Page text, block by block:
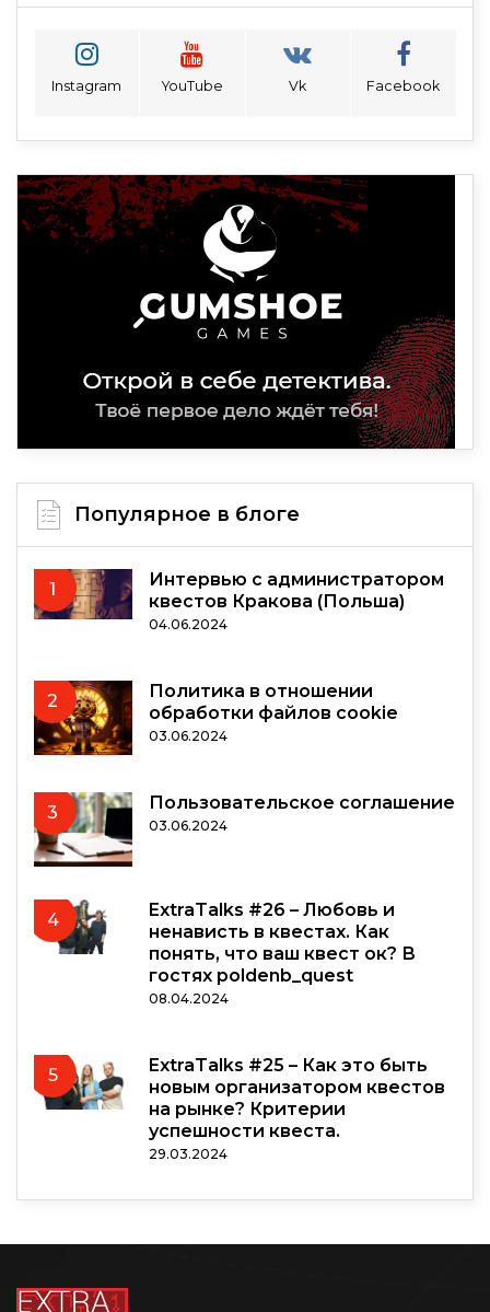
Instagram YouTube Vk Facebook
Популярное в блоге
1
Интервью с администратором
квестов Кракова (Польша)
04.06.2024
2
Политика в отношении
обработки файлов cookie
03.06.2024
3 Пользовательское соглашение
03.06.2024
4
ExtraTalks #26 – Любовь и
ненависть в квестах. Как
понять, что ваш квест ок? В
гостях poldenb_quest
08.04.2024
5
ExtraTalks #25 – Как это быть
новым организатором квестов
на рынке? Критерии
успешности квеста.
29.03.2024